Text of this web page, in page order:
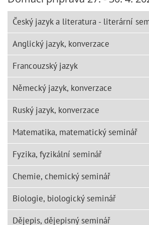
Český jazyk a literatura - literární
Anglický jazyk, konverzace
Francouzský jazyk
Německý jazyk, konverzace
Ruský jazyk, konverzace
Matematika, matematický seminář
Fyzika, fyzikální seminář
Chemie, chemický seminář
Biologie, biologický seminář
Dějepis, dějepisný seminář